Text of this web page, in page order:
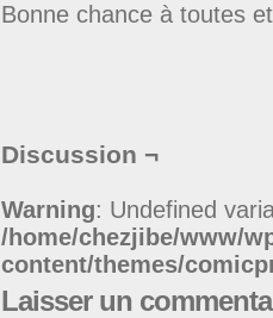
Bonne chance à toutes
Discussion ¬
Warning: Undefined
/home/chezjibe/www/
content/themes/
Laisser un